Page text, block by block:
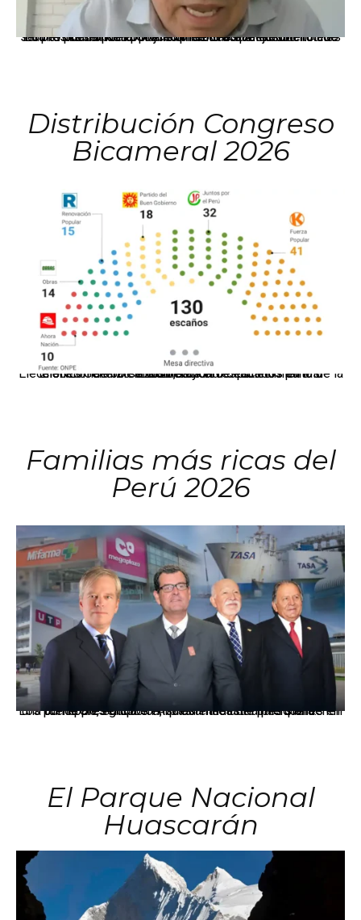
La presidenta Keiko Fujimori informó que la solicitud de indulto presentada por el expresidente Alejandro Toledo será evaluada por la Comisión de Gracias Presidenciales conforme al procedimiento establecido.
Distribución Congreso
Bicameral 2026
El JNE oficializó la distribución de escaños para la elección de 60 senadores y 130 diputados en las Elecciones Generales 2026, tras el restablecimiento de la Bicameralidad.
Familias más ricas del
Perú 2026
Los principales grupos empresariales del país mantienen una fuerte presencia en Áncash mediante inversiones en comercio, educación, salud e industria pesquera.
El Parque Nacional
Huascarán